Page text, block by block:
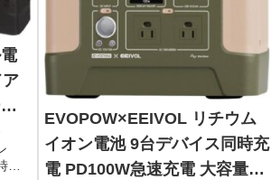
の
EVOPOW×EEIVOL リチウム
イオン電池 9台デバイス同時充
電 PD100W急速充電 大容量バ